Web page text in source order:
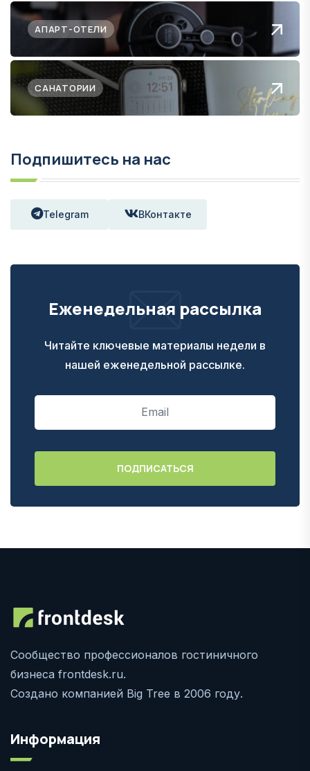
АПАРТ-ОТЕЛИ
САНАТОРИИ
Подпишитесь на нас
Telegram ВКонтакте
Еженедельная рассылка
Читайте ключевые материалы недели в
нашей еженедельной рассылке.
Сообщество профессионалов гостиничного
бизнеса frontdesk.ru.
Создано компанией Big Tree в 2006 году.
Информация